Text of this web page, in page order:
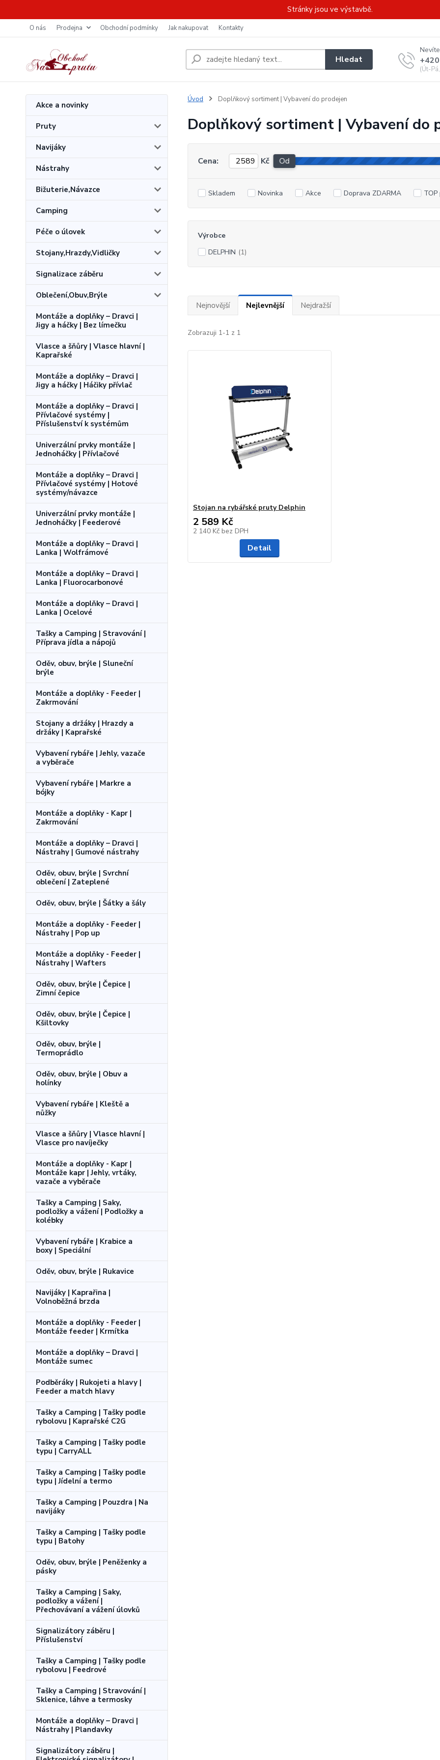
Stránky jsou ve výstavbě.
O nás Prodejna Obchodní podmínky Jak nakupovat Kontakty
Hledat
(Út-
Akce a novinky
Pruty
Navijáky
Nástrahy
Bižuterie,Návazce
Camping
Péče o úlovek
Stojany,Hrazdy,Vidličky
Signalizace záběru
Oblečení,Obuv,Brýle
Montáže a doplňky – Dravci |
Jigy a háčky | Bez límečku
Vlasce a šňůry | Vlasce hlavní |
Kaprařské
Montáže a doplňky – Dravci |
Jigy a háčky | Háčiky přívlač
Montáže a doplňky – Dravci |
Přívlačové systémy |
Příslušenství k systémům
Univerzální prvky montáže |
Jednoháčky | Přívlačové
Montáže a doplňky – Dravci |
Přívlačové systémy | Hotové
systémy/návazce
Univerzální prvky montáže |
Jednoháčky | Feederové
Montáže a doplňky – Dravci |
Lanka | Wolfrámové
Montáže a doplňky – Dravci |
Lanka | Fluorocarbonové
Montáže a doplňky – Dravci |
Lanka | Ocelové
Tašky a Camping | Stravování |
Příprava jídla a nápojů
Oděv, obuv, brýle | Sluneční
brýle
Montáže a doplňky - Feeder |
Zakrmování
Stojany a držáky | Hrazdy a
držáky | Kaprařské
Vybavení rybáře | Jehly, vazače
a vyběrače
Vybavení rybáře | Markre a
bójky
Montáže a doplňky - Kapr |
Zakrmování
Montáže a doplňky – Dravci |
Nástrahy | Gumové nástrahy
Oděv, obuv, brýle | Svrchní
oblečení | Zateplené
Oděv, obuv, brýle | Šátky a šály
Montáže a doplňky - Feeder |
Nástrahy | Pop up
Montáže a doplňky - Feeder |
Nástrahy | Wafters
Oděv, obuv, brýle | Čepice |
Zimní čepice
Oděv, obuv, brýle | Čepice |
Kšiltovky
Oděv, obuv, brýle |
Termoprádlo
Oděv, obuv, brýle | Obuv a
holínky
Vybavení rybáře | Kleště a
nůžky
Vlasce a šňůry | Vlasce hlavní |
Vlasce pro navíječky
Montáže a doplňky - Kapr |
Montáže kapr | Jehly, vrtáky,
vazače a vyběrače
Tašky a Camping | Saky,
podložky a vážení | Podložky a
kolébky
Vybavení rybáře | Krabice a
boxy | Speciální
Oděv, obuv, brýle | Rukavice
Navijáky | Kaprařina |
Volnoběžná brzda
Montáže a doplňky - Feeder |
Montáže feeder | Krmítka
Montáže a doplňky – Dravci |
Montáže sumec
Podběráky | Rukojeti a hlavy |
Feeder a match hlavy
Tašky a Camping | Tašky podle
rybolovu | Kaprařské C2G
Tašky a Camping | Tašky podle
typu | CarryALL
Tašky a Camping | Tašky podle
typu | Jídelní a termo
Tašky a Camping | Pouzdra | Na
navijáky
Tašky a Camping | Tašky podle
typu | Batohy
Oděv, obuv, brýle | Peněženky a
pásky
Tašky a Camping | Saky,
podložky a vážení |
Přechovávaní a vážení úlovků
Signalizátory záběru |
Příslušenství
Tašky a Camping | Tašky podle
rybolovu | Feedrové
Tašky a Camping | Stravování |
Sklenice, láhve a termosky
Montáže a doplňky – Dravci |
Nástrahy | Plandavky
Signalizátory záběru |
Úvod Doplňkový sortiment | Vybavení do prodejen
Doplňkový sortiment | Vybavení do
Cena: Kč Od
Skladem Novinka Akce Doprava ZDARMA
Výrobce
DELPHIN (1)
Nejnovější Nejlevnější Nejdražší
Zobrazuji 1-1 z 1
Stojan na rybářské pruty Delphin
2 589 Kč
2 140 Kč bez DPH
Detail